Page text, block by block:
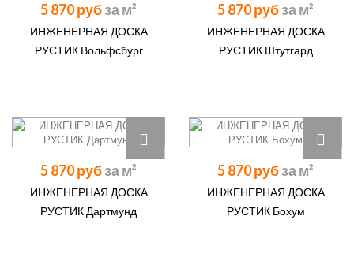
5 870 руб
ИНЖЕНЕРНАЯ ДОСКА
РУСТИК Вольфсбург
5 870 руб
ИНЖЕНЕРНАЯ ДОСКА
РУСТИК Штутгард
5 870 руб
ИНЖЕНЕРНАЯ ДОСКА
РУСТИК Дартмунд
5 870 руб
ИНЖЕНЕРНАЯ ДОСКА
РУСТИК Бохум